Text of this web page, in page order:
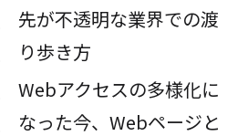
先が不透明な業界での渡
り歩き方
Webアクセスの多様化に
なった今、Webページと